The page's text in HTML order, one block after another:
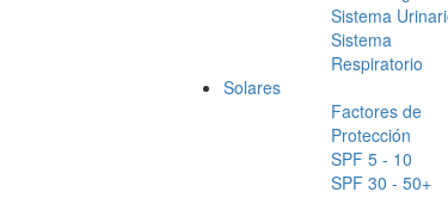
Sistema
Sistema
Respiratorio
Solares
Factores de
Protección
SPF 5 - 10
SPF 30 - 50+